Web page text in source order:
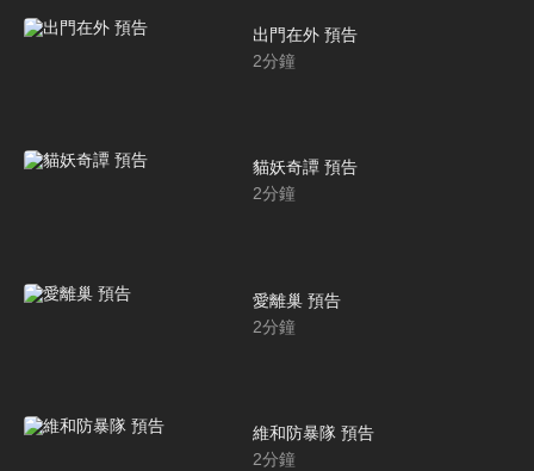
出門在外 預告
2分鐘
貓妖奇譚 預告
2分鐘
愛離巢 預告
2分鐘
維和防暴隊 預告
2分鐘